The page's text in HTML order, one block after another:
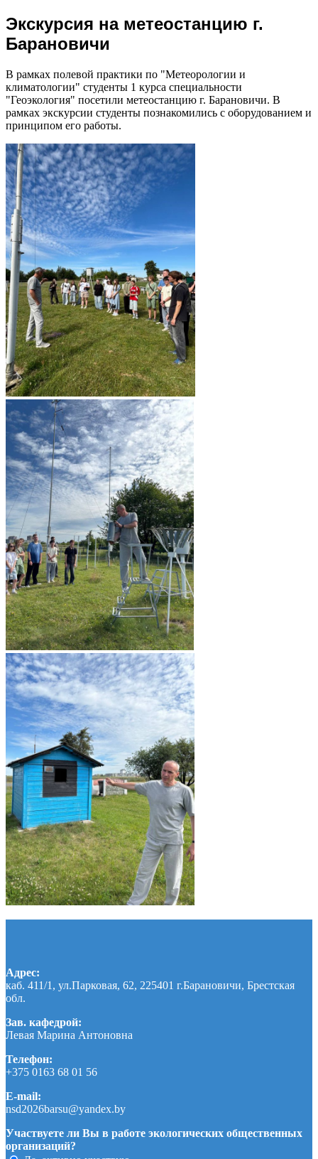
Экскурсия на метеостанцию г.
Барановичи
В рамках полевой практики по "Метеорологии и
климатологии" студенты 1 курса специальности
"Геоэкология" посетили метеостанцию г. Барановичи. В
рамках экскурсии студенты познакомились с оборудованием и
принципом его работы.
Адрес:
каб. 411/1, ул.Парковая, 62, 225401 г.Барановичи, Брестская
обл.
Зав. кафедрой:
Левая Марина Антоновна
Телефон:
+375 0163 68 01 56
E-mail:
nsd2026barsu@yandex.by
Участвуете ли Вы в работе экологических общественных
организаций?